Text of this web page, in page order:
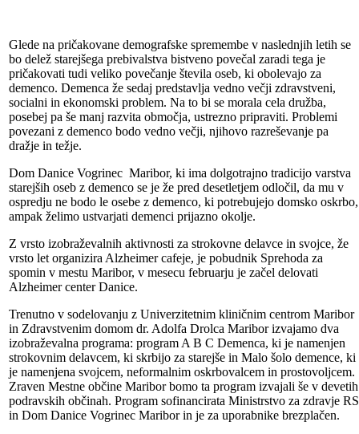
Glede na pričakovane demografske spremembe v naslednjih letih se
bo delež starejšega prebivalstva bistveno povečal zaradi tega je
pričakovati tudi veliko povečanje števila oseb, ki obolevajo za
demenco. Demenca že sedaj predstavlja vedno večji zdravstveni,
socialni in ekonomski problem. Na to bi se morala cela družba,
posebej pa še manj razvita območja, ustrezno pripraviti. Problemi
povezani z demenco bodo vedno večji, njihovo razreševanje pa
dražje in težje.
Dom Danice Vogrinec Maribor, ki ima dolgotrajno tradicijo varstva
starejših oseb z demenco se je že pred desetletjem odločil, da mu v
ospredju ne bodo le osebe z demenco, ki potrebujejo domsko oskrbo,
ampak želimo ustvarjati demenci prijazno okolje.
Z vrsto izobraževalnih aktivnosti za strokovne delavce in svojce, že
vrsto let organizira Alzheimer cafeje, je pobudnik Sprehoda za
spomin v mestu Maribor, v mesecu februarju je začel delovati
Alzheimer center Danice.
Trenutno v sodelovanju z Univerzitetnim kliničnim centrom Maribor
in Zdravstvenim domom dr. Adolfa Drolca Maribor izvajamo dva
izobraževalna programa: program A B C Demenca, ki je namenjen
strokovnim delavcem, ki skrbijo za starejše in Malo šolo demence, ki
je namenjena svojcem, neformalnim oskrbovalcem in prostovoljcem.
Zraven Mestne občine Maribor bomo ta program izvajali še v devetih
podravskih občinah. Program sofinancirata Ministrstvo za zdravje RS
in Dom Danice Vogrinec Maribor in je za uporabnike brezplačen.